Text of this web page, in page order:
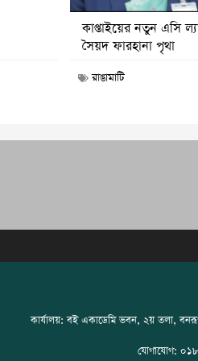
কাপ্তাইয়ের নতুন এসি
সৈয়দ ফারহানা পৃথা
রাঙামাটি
কার্যালয়: বই একাডেমি ভবন, ২য় তলা,
যোগাযোগ: